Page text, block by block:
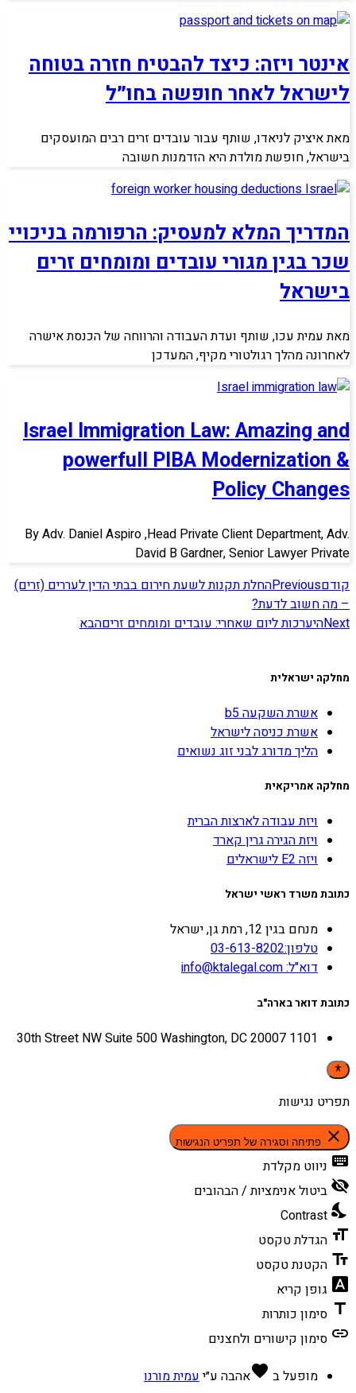
אינטר ויזה: כיצד להבטיח חזרה בטוחה
לישראל לאחר חופשה בחו״ל
מאת איציק לניאדו, שותף עבור עובדים זרים רבים המועסקים
בישראל, חופשת מולדת היא הזדמנות חשובה
המדריך המלא למעסיק: הרפורמה בניכויי
שכר בגין מגורי עובדים ומומחים זרים
בישראל
מאת עמית עכו, שותף ועדת העבודה והרווחה של הכנסת אישרה
לאחרונה מהלך רגולטורי מקיף, המעדכן
Israel Immigration Law: Amazing and
powerfull PIBA Modernization &
Policy Changes
By Adv. Daniel Aspiro ,Head Private Client Department, Adv.
David B Gardner, Senior Lawyer Private
קודםPreviousהחלת תקנות לשעת חירום בבתי הדין לעררים (זרים)
– מה חשוב לדעת?
Nextהיערכות ליום שאחרי: עובדים ומומחים זריםהבא
מחלקה ישראלית
אשרת השקעה b5
אשרת כניסה לישראל
הליך מדורג לבני זוג נשואים
מחלקה אמריקאית
ויזת עבודה לארצות הברית
ויזת הגירה גרין קארד
ויזה E2 לישראלים
כתובת משרד ראשי ישראל
מנחם בגין 12, רמת גן, ישראל
טלפון:03-613-8202
דוא"ל: info@ktalegal.com
כתובת דואר בארה"ב
1101 30th Street NW Suite 500 Washington, DC 20007
תפריט נגישות
close פתיחה וסגירה של תפריט הנגישות
keyboard ניווט מקלדת
visibility_off ביטול אנימציות / הבהובים
nights_stay
Contrast
format_size הגדלת טקסט
text_fields הקטנת טקסט
font_download גופן קריא
title סימון כותרות
link סימון קישורים ולחצנים
מופעל ב favoriteאהבה ע״י עמית מורנו